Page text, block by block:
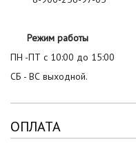
Режим работы
ПН -ПТ с 10:00 до 15:00
СБ - ВС выходной.
ОПЛАТА